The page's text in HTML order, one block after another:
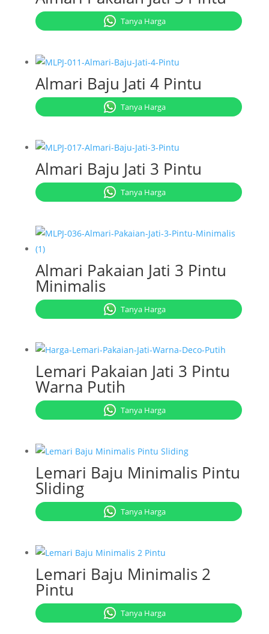
Tanya Harga
Almari Baju Jati 4 Pintu
Tanya Harga
Almari Baju Jati 3 Pintu
Tanya Harga
Almari Pakaian Jati 3 Pintu
Minimalis
Tanya Harga
Lemari Pakaian Jati 3 Pintu
Warna Putih
Tanya Harga
Lemari Baju Minimalis Pintu
Sliding
Tanya Harga
Lemari Baju Minimalis 2
Pintu
Tanya Harga